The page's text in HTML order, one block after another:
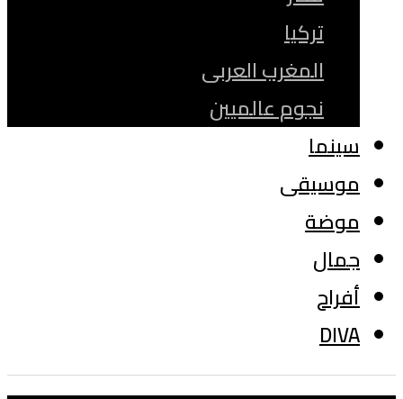
تركيا
المغرب العربى
نجوم عالميين
سينما
موسيقى
موضة
جمال
أفراح
DIVA